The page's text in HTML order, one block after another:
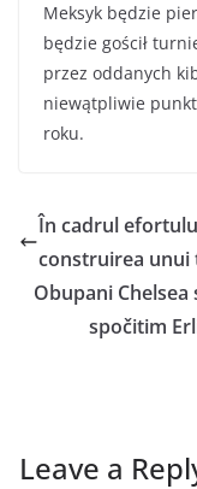
Meksyk będzie
będzie gościł
przez oddanych
niewątpliwie
roku.
În cadrul
construirea unui
Obupani
spočitim
Leave a